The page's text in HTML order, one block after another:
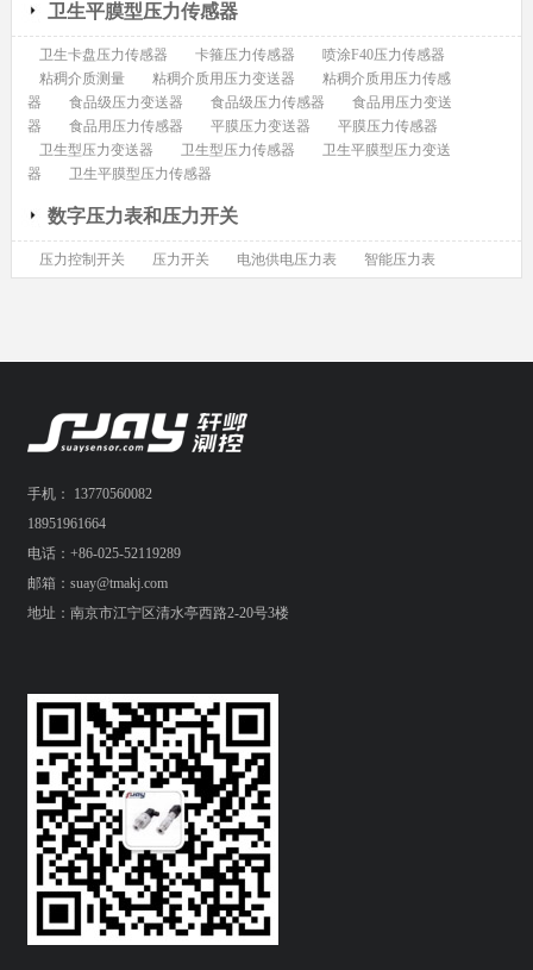
卫生平膜型压力传感器
卫生卡盘压力传感器 卡箍压力传感器
喷涂F40压力传感器
粘稠介质测量
粘稠介质用压力变送器
粘稠介质用压力传感
器
食品级压力变送器 食品级压力传感器
食品用压力变送
器
食品用压力传感器 平膜压力变送器
平膜压力传感器
卫生型压力变送器
卫生型压力传感器
卫生平膜型压力变送
器
卫生平膜型压力传感器
数字压力表和压力开关
压力控制开关 压力开关 电池供电压力表 智能压力表
手机： 13770560082
18951961664
电话：+86-025-52119289
邮箱：suay@tmakj.com
地址：南京市江宁区清水亭西路2-20号3楼